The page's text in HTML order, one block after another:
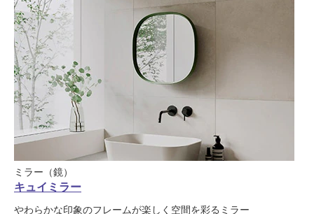
ミラー（鏡）
キュイミラー
やわらかな印象のフレームが楽しく空間を彩るミラー